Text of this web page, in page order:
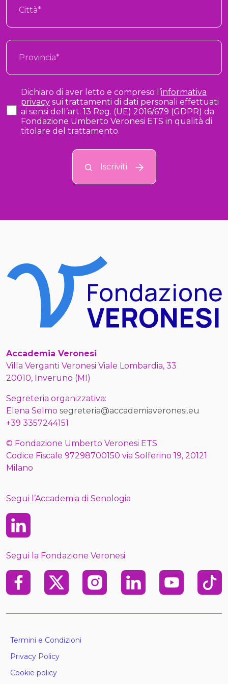
Dichiaro di aver letto e compreso l’informativa
privacysui trattamenti di dati personali effettuati
ai sensi dell’art. 13 Reg. (UE) 2016/679 (GDPR) da
Fondazione Umberto Veronesi ETS in qualità di
titolare del trattamento.
Iscriviti
Accademia Veronesi
Villa Verganti Veronesi Viale Lombardia, 33
20010, Inveruno (MI)
Segreteria organizzativa:
Elena Selmo segreteria@accademiaveronesi.eu
+39 3357244151
© Fondazione Umberto Veronesi ETS
Codice Fiscale 97298700150 via Solferino 19, 20121
Milano
Segui l’Accademia di Senologia
Linkedin
Segui la Fondazione Veronesi
FacebookX InstagramLinkedin Youtube TikTok
Termini e Condizioni
Privacy Policy
Cookie policy